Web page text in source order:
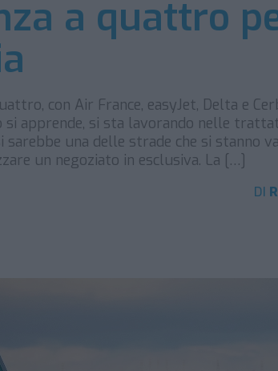
a quattro
con Air France, easyJet, Delta e
si apprende, si sta lavorando nelle
sarebbe una delle strade che si stanno
un negoziato in esclusiva. La […]
DI